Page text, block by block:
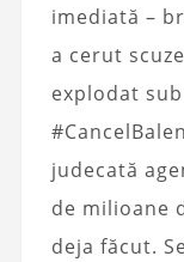
imediată –
a cerut
explodat
judecată
de milioane
deja făcut.